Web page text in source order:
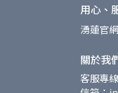
用心、
湧蓮官網
關於我
客服專